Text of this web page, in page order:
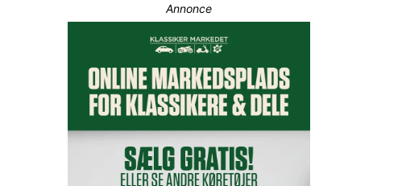
Annonce